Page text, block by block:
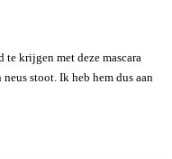
krijgen met deze mascara
stoot. Ik heb hem dus aan